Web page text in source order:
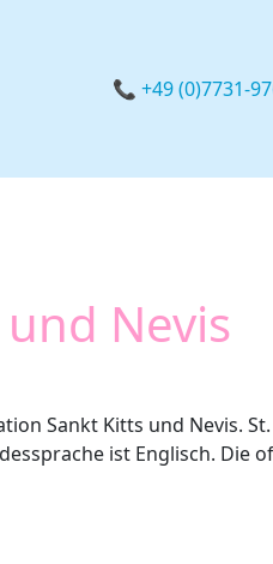
📞 +49 (0)7731-
Nevis
Sankt Kitts und Nevis.
ist Englisch. Die